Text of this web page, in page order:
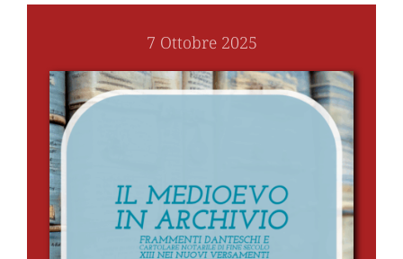
7 Ottobre 2025